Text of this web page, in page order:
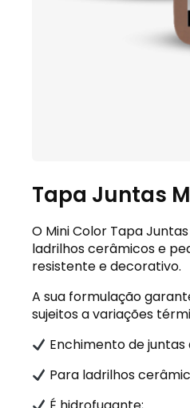
Tapa Juntas
O Mini Color Tapa
ladrilhos cerâmicos e
resistente e decorativo.
A sua formulação
sujeitos a variações
Enchimento de
Para ladrilhos